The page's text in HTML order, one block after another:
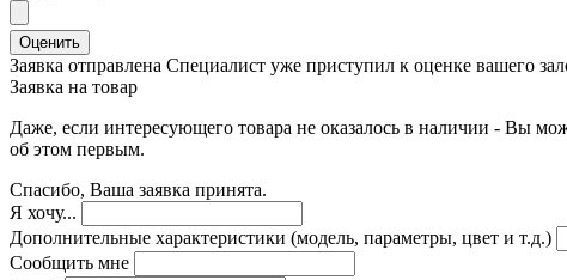
Оценить
Заявка отправлена Специалист уже приступил к оценке вашего
Заявка на товар
Даже, если интересующего товара не оказалось в наличии - Вы
об этом первым.
Спасибо, Ваша заявка принята.
Я хочу...
Дополнительные характеристики (модель, параметры, цвет и т.д.)
Сообщить мне